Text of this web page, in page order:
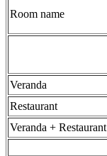
Room name
Veranda
Restaurant
Veranda + Restaurant